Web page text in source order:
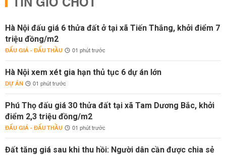
Hà Nội đấu giá 6 thửa đất ở tại xã Tiến Thắng, khởi điểm 7
triệu đồng/m2
ĐẤU GIÁ - ĐẤU THẦU 01 phút trước
Hà Nội xem xét gia hạn thủ tục 6 dự án lớn
DỰ ÁN 01 phút trước
Phú Thọ đấu giá 30 thửa đất tại xã Tam Dương Bắc, khởi
điểm 2,3 triệu đồng/m2
ĐẤU GIÁ - ĐẤU THẦU 01 phút trước
Đất tăng giá sau khi thu hồi: Người dân cần được chia sẻ